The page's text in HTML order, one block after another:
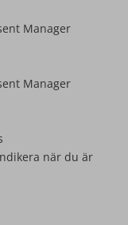
Manager
Manager
när du är